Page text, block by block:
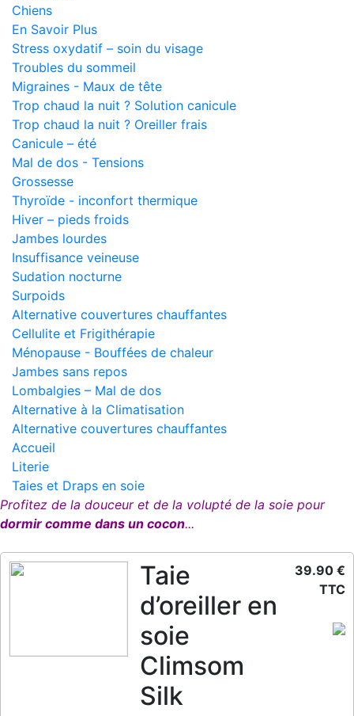
Chiens
En Savoir Plus
Stress oxydatif – soin du visage
Troubles du sommeil
Migraines - Maux de tête
Trop chaud la nuit ? Solution canicule
Trop chaud la nuit ? Oreiller frais
Canicule – été
Mal de dos - Tensions
Grossesse
Thyroïde - inconfort thermique
Hiver – pieds froids
Jambes lourdes
Insuffisance veineuse
Sudation nocturne
Surpoids
Alternative couvertures chauffantes
Cellulite et Frigithérapie
Ménopause - Bouffées de chaleur
Jambes sans repos
Lombalgies – Mal de dos
Alternative à la Climatisation
Alternative couvertures chauffantes
Accueil
Literie
Taies et Draps en soie
Profitez de la douceur et de la volupté de la soie pour
dormir comme dans un cocon...
Taie
d’oreiller en
soie
Climsom
Silk
39.90 €
TTC